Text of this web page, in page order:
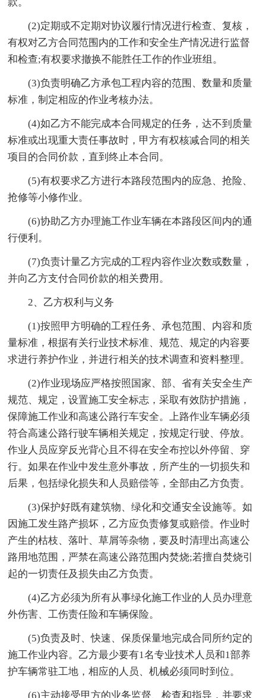
(2)定期或不定期对协议履行情况进行检查、复核，
有权对乙方合同范围内的工作和安全生产情况进行监督
和检查;有权要求撤换不能胜任工作的作业班组。
(3)负责明确乙方承包工程内容的范围、数量和质量
标准，制定相应的作业考核办法。
(4)如乙方不能完成本合同规定的任务，达不到质量
标准或出现重大责任事故时，甲方有权核减合同的相关
项目的合同价款，直到终止本合同。
(5)有权要求乙方进行本路段范围内的应急、抢险、
抢修等小修作业。
(6)协助乙方办理施工作业车辆在本路段区间内的通
行便利。
(7)负责计量乙方完成的工程内容作业次数或数量，
并向乙方支付合同价款的相关费用。
2、乙方权利与义务
(1)按照甲方明确的工程任务、承包范围、内容和质
量标准，根据有关行业技术标准、规范、规定的内容要
求进行养护作业，并进行相关的技术调查和资料整理。
(2)作业现场应严格按照国家、部、省有关安全生产
规范、规定，设置施工安全标志，采取有效防护措施，
保障施工作业和高速公路行车安全。上路作业车辆必须
符合高速公路行驶车辆相关规定，按规定行驶、停放。
作业人员应穿反光背心且不得在安全布控以外停留、穿
行。如果在作业中发生意外事故，所产生的一切损失和
后果，包括绿化损失和人员赔偿等，全部由乙方负责。
(3)保护好既有建筑物、绿化和交通安全设施等。如
因施工发生路产损坏，乙方应负责修复或赔偿。作业时
产生的枯枝、落叶、草屑等杂物，要及时清理出高速公
路用地范围，严禁在高速公路范围内焚烧;若擅自焚烧引
起的一切责任及损失由乙方负责。
(4)乙方必须为所有从事绿化施工作业的人员办理意
外伤害、工伤责任险和车辆保险。
(5)负责及时、快速、保质保量地完成合同所约定的
施工作业内容。乙方最少要有1名专业技术人员和1部养
护车辆常驻工地，相应的人员、机械必须同时到位。
(6)主动接受甲方的业务监督、检查和指导，并要求